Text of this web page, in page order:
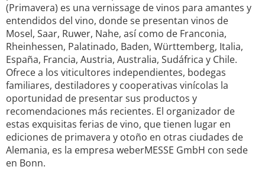
(Primavera) es una vernissage de vinos para amantes y
entendidos del vino, donde se presentan vinos de
Mosel, Saar, Ruwer, Nahe, así como de Franconia,
Rheinhessen, Palatinado, Baden, Württemberg, Italia,
España, Francia, Austria, Australia, Sudáfrica y Chile.
Ofrece a los viticultores independientes, bodegas
familiares, destiladores y cooperativas vinícolas la
oportunidad de presentar sus productos y
recomendaciones más recientes. El organizador de
estas exquisitas ferias de vino, que tienen lugar en
ediciones de primavera y otoño en otras ciudades de
Alemania, es la empresa weberMESSE GmbH con sede
en Bonn.